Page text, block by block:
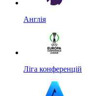
Англія
Ліга конференцій